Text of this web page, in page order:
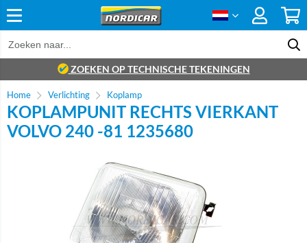
ZOEKEN OP TECHNISCHE TEKENINGEN
Home Verlichting Koplamp
KOPLAMPUNIT RECHTS VIERKANT
VOLVO 240 -81 1235680